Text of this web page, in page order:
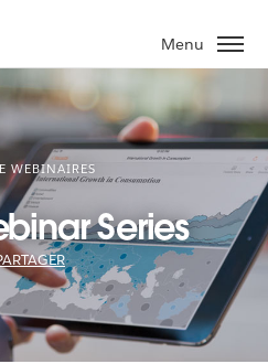
Menu
WEBINAIRES
Series